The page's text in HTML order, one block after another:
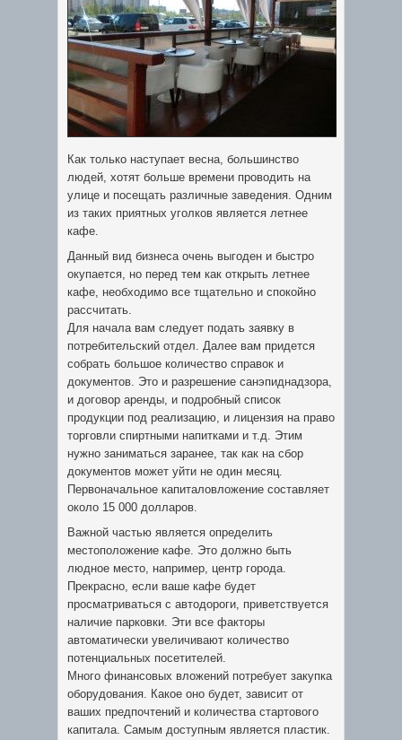
Как только наступает весна, большинство
людей, хотят больше времени проводить на
улице и посещать различные заведения. Одним
из таких приятных уголков является летнее
кафе.
Данный вид бизнеса очень выгоден и быстро
окупается, но перед тем как открыть летнее
кафе, необходимо все тщательно и спокойно
рассчитать.
Для начала вам следует подать заявку в
потребительский отдел. Далее вам придется
собрать большое количество справок и
документов. Это и разрешение санэпиднадзора,
и договор аренды, и подробный список
продукции под реализацию, и лицензия на право
торговли спиртными напитками и т.д. Этим
нужно заниматься заранее, так как на сбор
документов может уйти не один месяц.
Первоначальное капиталовложение составляет
около 15 000 долларов.
Важной частью является определить
местоположение кафе. Это должно быть
людное место, например, центр города.
Прекрасно, если ваше кафе будет
просматриваться с автодороги, приветствуется
наличие парковки. Эти все факторы
автоматически увеличивают количество
потенциальных посетителей.
Много финансовых вложений потребует закупка
оборудования. Какое оно будет, зависит от
ваших предпочтений и количества стартового
капитала. Самым доступным является пластик.